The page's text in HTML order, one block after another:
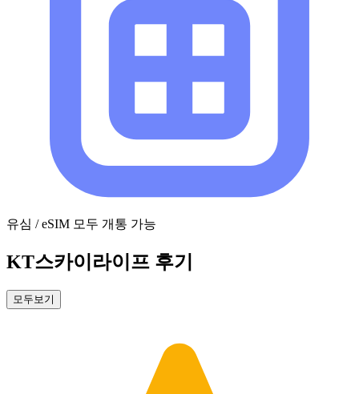
유심 / eSIM 모두 개통 가능
KT스카이라이프 후기
모두보기